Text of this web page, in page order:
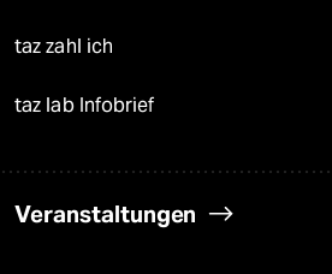
taz zahl ich
taz lab Infobrief
Veranstaltungen